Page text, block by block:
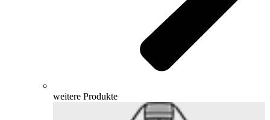
weitere Produkte